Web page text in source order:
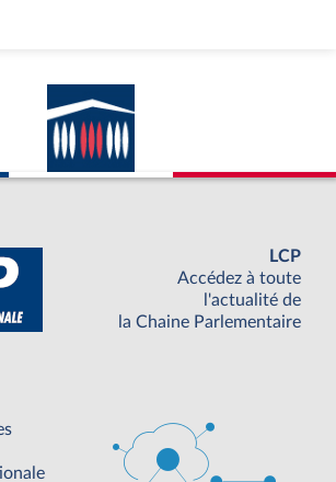
LCP
Accédez à toute
l'actualité de
la Chaine Parlementaire